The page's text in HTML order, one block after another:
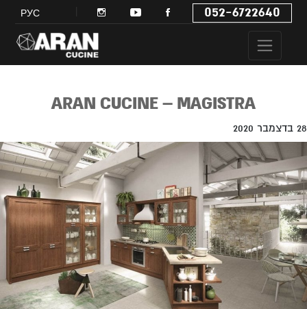
РУС 052-6722640
ARAN CUCINE – MAGISTRA
28 בדצמבר 2020